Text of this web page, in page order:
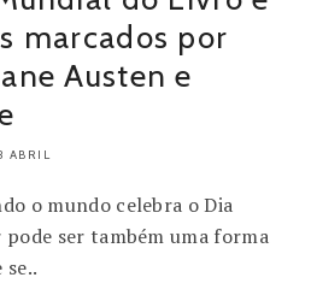
marcados por
Austen e
ABRIL
o mundo celebra o Dia
ser também uma forma